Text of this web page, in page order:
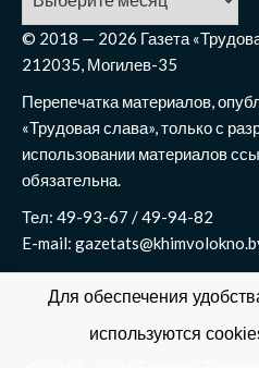
© 2018 — 2026 Газета
212035, Могилев-35
Перепечатка материалов,
«Трудовая слава», только с
использовании материалов
обязательна.
Тел: 49-93-67 / 49-94-82
E-mail:
Для обеспечения
используются